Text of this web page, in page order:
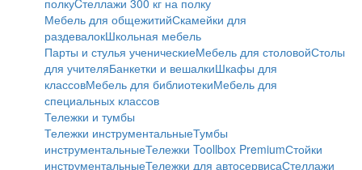
Мебель для общежитийСкамейки для
раздевалокШкольная мебель
Парты и стулья ученическиеМебель для столовойСтолы
для учителяБанкетки и вешалкиШкафы для
классовМебель для библиотекиМебель для
специальных классов
Тележки и тумбы
Тележки инструментальныеТумбы
инструментальныеТележки Toollbox PremiumСтойки
инструментальныеТележки для автосервисаСтеллажи